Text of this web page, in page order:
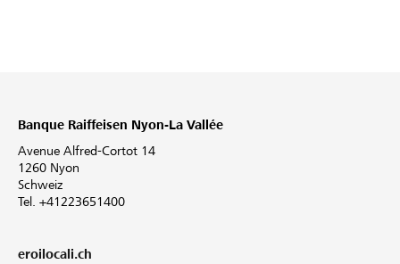
Banque Raiffeisen Nyon-La Vallée
Avenue Alfred-Cortot 14
1260 Nyon
Schweiz
Tel. +41223651400
eroilocali.ch